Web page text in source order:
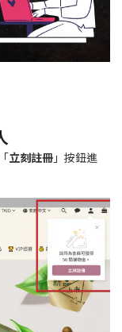
立刻註冊 」按鈕進